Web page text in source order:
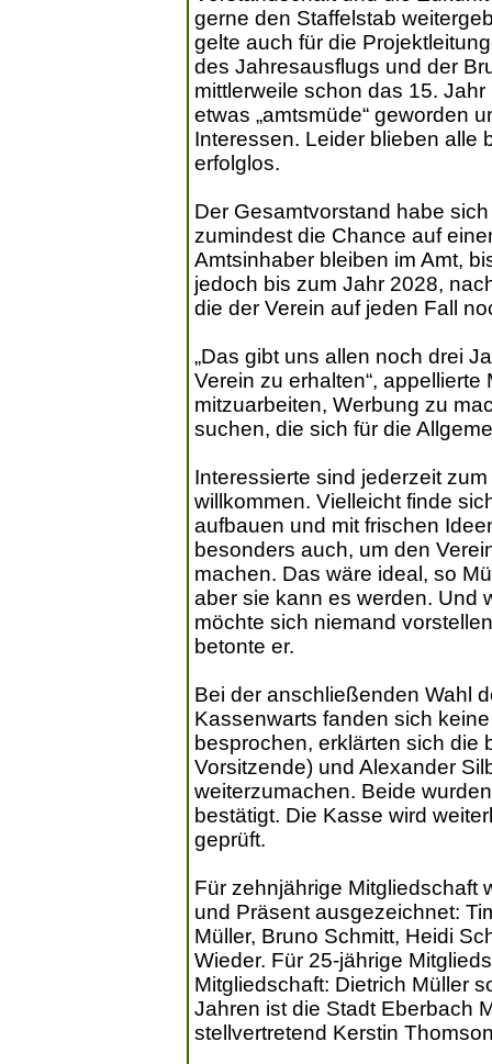
gerne den Staffelstab
gelte auch für die
des Jahresausflugs und der
mittlerweile schon das 15. Jahr
etwas „amtsmüde“ geworden
Interessen. Leider blieben alle
erfolglos.
Der Gesamtvorstand habe
zumindest die Chance auf
Amtsinhaber bleiben im Amt,
jedoch bis zum Jahr 2028,
die der Verein auf jeden Fall
„Das gibt uns allen noch drei
Verein zu erhalten“,
mitzuarbeiten, Werbung zu
suchen, die sich für die
Interessierte sind jederzeit
willkommen. Vielleicht finde
aufbauen und mit frischen
besonders auch, um den
machen. Das wäre ideal, so
aber sie kann es werden. Und
möchte sich niemand
betonte er.
Bei der anschließenden Wahl
Kassenwarts fanden sich
besprochen, erklärten sich die
Vorsitzende) und Alexander
weiterzumachen. Beide
bestätigt. Die Kasse wird
geprüft.
Für zehnjährige Mitgliedschaft
und Präsent ausgezeichnet:
Müller, Bruno Schmitt, Heidi
Wieder. Für 25-jährige
Mitgliedschaft: Dietrich Müller
Jahren ist die Stadt Eberbach
stellvertretend Kerstin